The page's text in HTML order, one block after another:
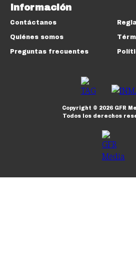
Información
Contáctanos
Quiénes somos
Preguntas frecuentes
Copyright © 2026GFR
Todos los derechos